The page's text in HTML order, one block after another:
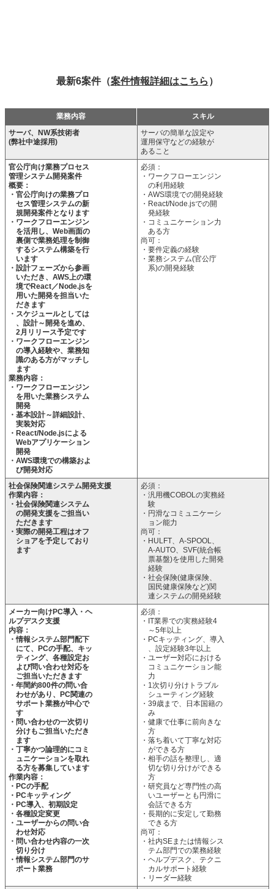
最新6案件（案件情報詳細はこちら ）
業務内容
スキル
サーバ、NW系技術者
(弊社中途採用)
サーバの簡単な設定や
運用保守などの経験が
あること
官公庁向け業務プロセス
管理システム開発案件
概要：
・官公庁向けの業務プロ
セス管理システムの新
規開発案件となります
・ワークフローエンジン
を活用し、Web画面の
裏側で業務処理を制御
するシステム構築を行
います
・設計フェーズから参画
いただき、AWS上の環
境でReact／Node.jsを
用いた開発を担当いた
だきます
・スケジュールとしては
、設計～開発を進め、
2月リリース予定です
・ワークフローエンジン
の導入経験や、業務知
識のある方がマッチし
ます
業務内容：
・ワークフローエンジン
を用いた業務システム
開発
・基本設計～詳細設計、
実装対応
・React/Node.jsによる
Webアプリケーション
開発
・AWS環境での構築およ
び開発対応
必須：
・ワークフローエンジン
の利用経験
・AWS環境での開発経験
・React/Node.jsでの開
発経験
・コミュニケーション力
ある方
尚可：
・要件定義の経験
・業務システム(官公庁
系)の開発経験
社会保険関連システム開発支援
作業内容：
・社会保険関連システム
の開発支援をご担当い
ただきます
・実際の開発工程はオフ
ショアを予定しており
ます
必須：
・汎用機COBOLの実務経
験
・円滑なコミュニケーシ
ョン能力
尚可：
・HULFT、A-SPOOL、
A-AUTO、SVF(統合帳
票基盤)を使用した開発
経験
・社会保険(健康保険、
国民健康保険など)関
連システムの開発経験
メーカー向けPC導入・ヘ
ルプデスク支援
内容：
・情報システム部門配下
にて、PCの手配、キッ
ティング、各種設定お
よび問い合わせ対応を
ご担当いただきます
・年間約800件の問い合
わせがあり、PC関連の
サポート業務が中心で
す
・問い合わせの一次切り
分けもご担当いただき
ます
・丁寧かつ論理的にコミ
ュニケーションを取れ
る方を募集しています
作業内容：
・PCの手配
・PCキッティング
・PC導入、初期設定
・各種設定変更
・ユーザーからの問い合
わせ対応
・問い合わせ内容の一次
切り分け
・情報システム部門のサ
ポート業務
必須：
・IT業界での実務経験4
～5年以上
・PCキッティング、導入
、設定経験3年以上
・ユーザー対応における
コミュニケーション能
力
・1次切り分けトラブル
シューティング経験
・39歳まで、日本国籍の
み
・健康で仕事に前向きな
方
・落ち着いて丁寧な対応
ができる方
・相手の話を整理し、適
切な切り分けができる
方
・研究員など専門性の高
いユーザーとも円滑に
会話できる方
・長期的に安定して勤務
できる方
尚可：
・社内SEまたは情報シス
テム部門での業務経験
・ヘルプデスク、テクニ
カルサポート経験
・リーダー経験